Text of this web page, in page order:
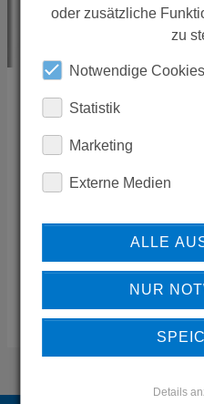
KONSTATINOS DEDES
Status Design
Av. Republic 244,13562
Telefon:+302102323586
Web:www.statusdesign.gr
ZUSTÄNDIGKEIT REGION
oder zusätzliche
zu
Notwendige Cookies
Statistik
Marketing
Externe Medien
ALLE
NUR
Details